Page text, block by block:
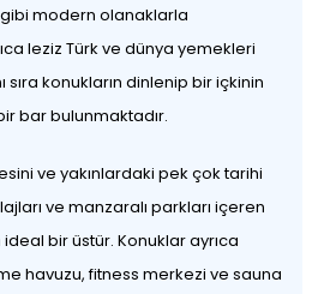
modern olanaklarla
leziz Türk ve dünya yemekleri
sıra konukların dinlenip bir içkinin
bar bulunmaktadır.
ve yakınlardaki pek çok tarihi
ve manzaralı parkları içeren
bir üstür. Konuklar ayrıca
havuzu, fitness merkezi ve sauna